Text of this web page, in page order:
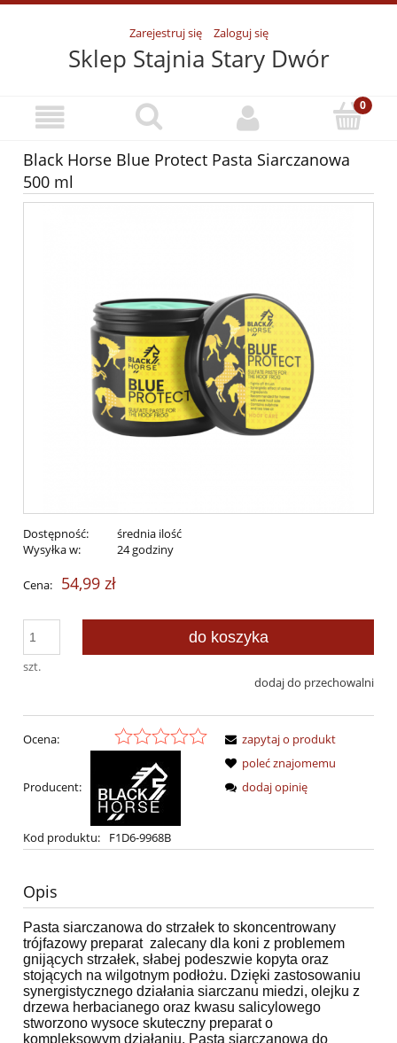
Zarejestruj się Zaloguj się
Sklep Stajnia Stary Dwór
Black Horse Blue Protect Pasta Siarczanowa
500 ml
Dostępność:
średnia ilość
Wysyłka w:
24 godziny
Cena: 54,99 zł
szt.
do koszyka
dodaj do przechowalni
Ocena:
Producent:
Kod produktu: F1D6-9968B
zapytaj o produkt
poleć znajomemu
dodaj opinię
Opis
Pasta siarczanowa do strzałek to skoncentrowany
trójfazowy preparat zalecany dla koni z problemem
gnijących strzałek, słabej podeszwie kopyta oraz
stojących na wilgotnym podłożu. Dzięki zastosowaniu
synergistycznego działania siarczanu miedzi, olejku z
drzewa herbacianego oraz kwasu salicylowego
stworzono wysoce skuteczny preparat o
kompleksowym działaniu. Pasta siarczanowa do